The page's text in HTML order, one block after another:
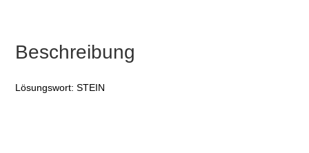
Beschreibung
Lösungswort: STEIN